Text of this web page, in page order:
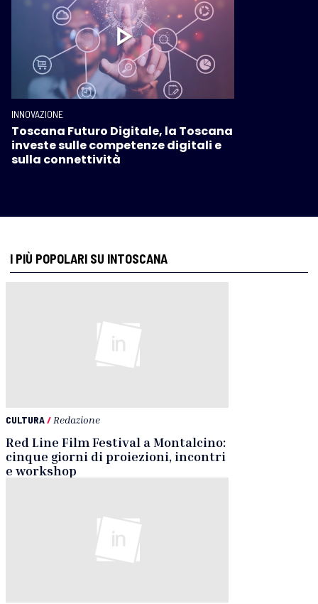
INNOVAZIONE
Toscana Futuro Digitale, la Toscana
investe sulle competenze digitali e
sulla connettività
I PIÙ POPOLARI SU INTOSCANA
CULTURA/ Redazione
Red Line Film Festival a Montalcino:
cinque giorni di proiezioni, incontri
e workshop